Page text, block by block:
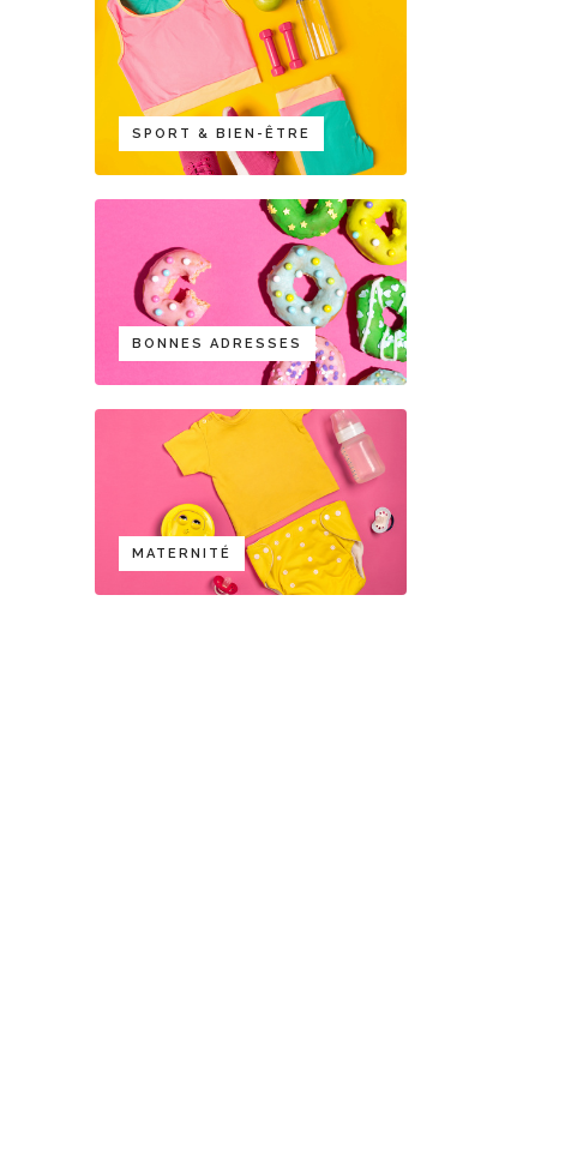
SPORT & BIEN-ÊTRE
BONNES ADRESSES
MATERNITÉ